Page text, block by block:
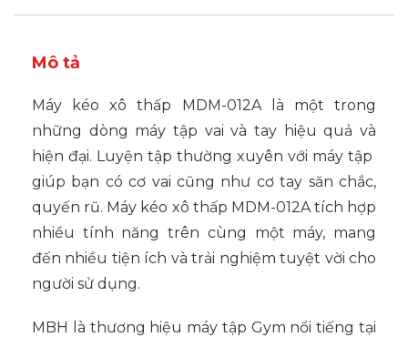
Mô tả
Máy kéo xô thấp MDM-012A là một trong
những dòng máy tập vai và tay hiệu quả và
hiện đại. Luyện tập thường xuyên với máy tập
giúp bạn có cơ vai cũng như cơ tay săn chắc,
quyến rũ. Máy kéo xô thấp MDM-012A tích hợp
nhiều tính năng trên cùng một máy, mang
đến nhiều tiện ích và trải nghiệm tuyệt vời cho
người sử dụng.
MBH là thương hiệu máy tập Gym nổi tiếng tại